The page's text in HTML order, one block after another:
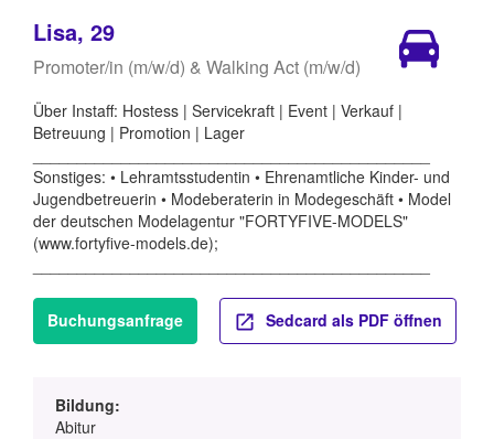
Lisa, 29
Promoter/in (m/w/d) & Walking Act (m/w/d)
Über Instaff: Hostess | Servicekraft | Event | Verkauf |
Betreuung | Promotion | Lager
Sonstiges: • Lehramtsstudentin • Ehrenamtliche Kinder- und
Jugendbetreuerin • Modeberaterin in Modegeschäft • Model
der deutschen Modelagentur "FORTYFIVE-MODELS"
(www.fortyfive-models.de);
Buchungsanfrage Sedcard als PDF öffnen
Bildung:
Abitur